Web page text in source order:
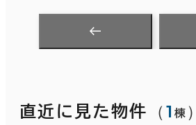
直近に見た物件 （1 棟 ）